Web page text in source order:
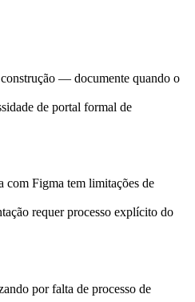
— documente quando o
de portal formal de
com Figma tem limitações de
requer processo explícito do
por falta de processo de